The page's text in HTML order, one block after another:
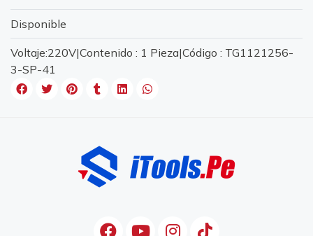
Disponible
Voltaje:220V|Contenido : 1 Pieza|Código : TG1121256-
3-SP-41